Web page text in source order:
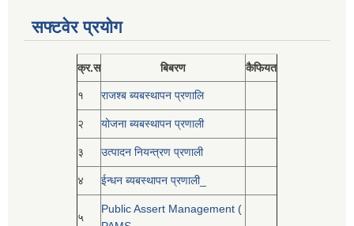
सफ्टवेर प्रयोग
क्र.स बिबरण कैफियत
१ राजश्ब ब्यबस्थापन प्रणालि
२ योजना ब्यबस्थापन प्रणाली
३ उत्पादन नियन्त्रण प्रणाली
४ ईन्धन ब्यबस्थापन प्रणाली_
५
Public Assert Management (